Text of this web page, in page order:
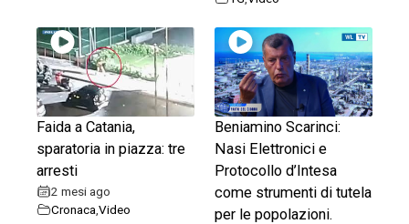
Faida a Catania,
sparatoria in piazza: tre
arresti
2 mesi ago
Cronaca Video
Beniamino Scarinci:
Nasi Elettronici e
Protocollo d’Intesa
come strumenti di tutela
per le popolazioni.